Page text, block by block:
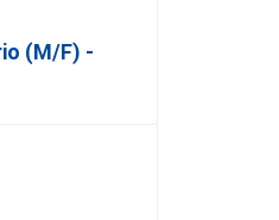
(M/F) -